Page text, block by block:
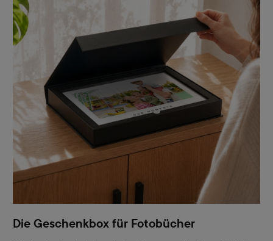
Die Geschenkbox für Fotobücher